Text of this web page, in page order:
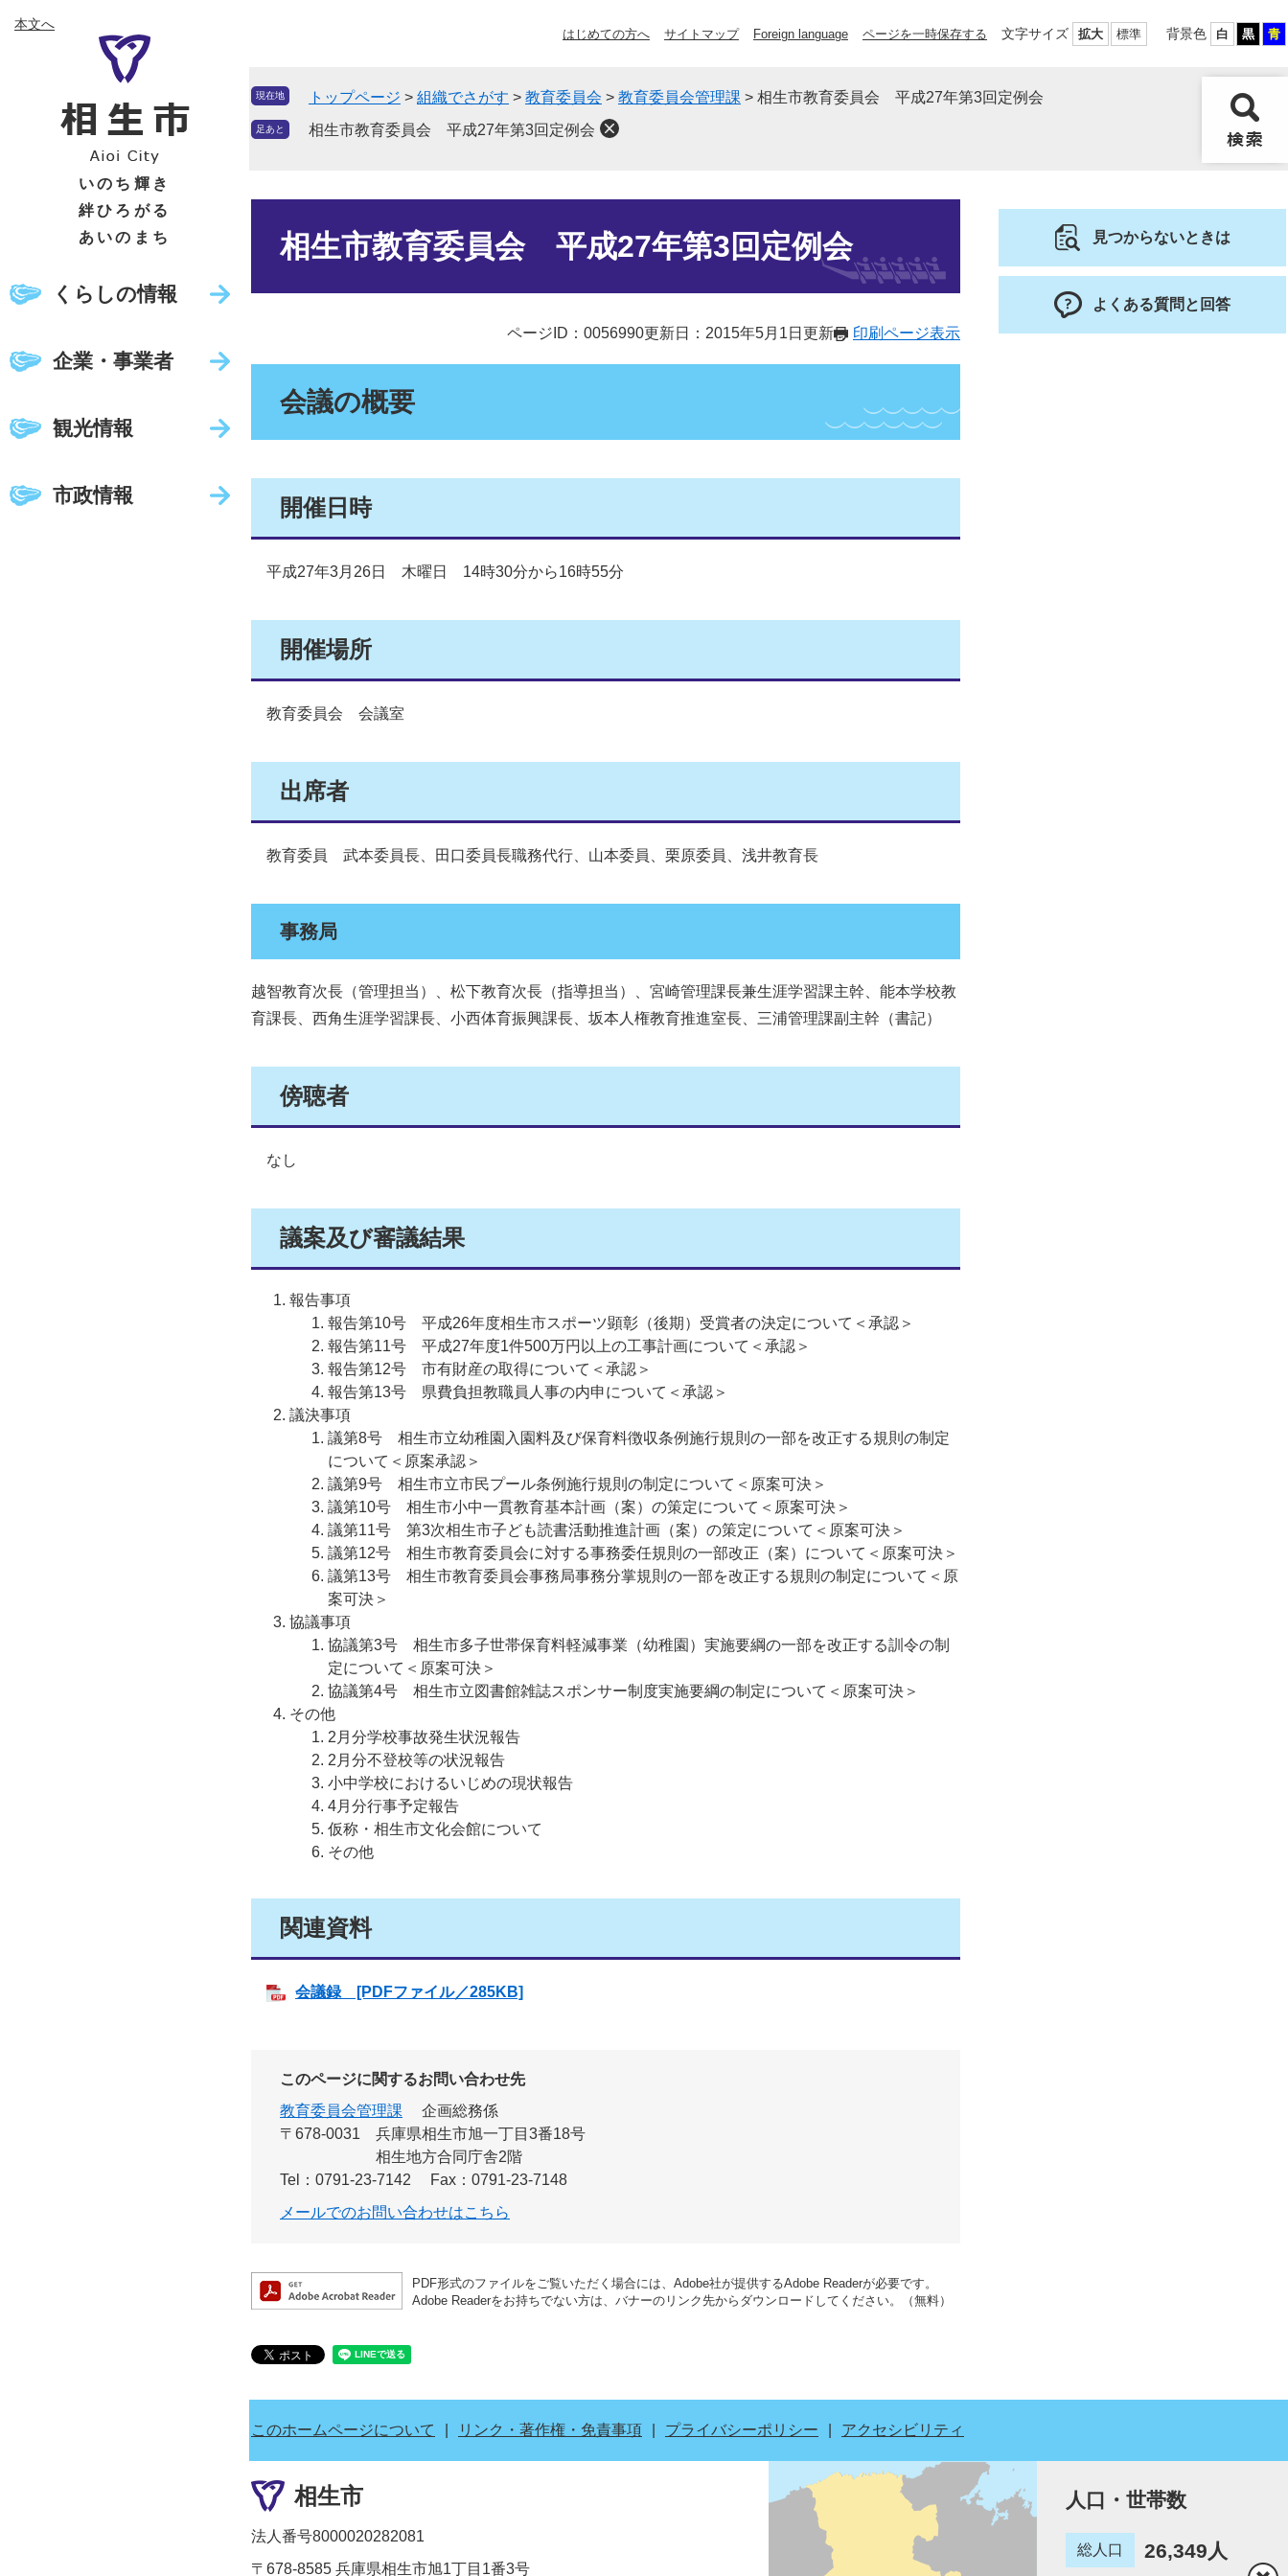
ー
ニ
本文へ
いのち輝き
絆ひろがる
あいのまち
くらしの情報
企業・事業者
観光情報
市政情報
はじめての方へ サイトマップ Foreign language ページを一時保存する 文字サイズ 拡大 標準 背景色 白 黒 青
現在地 トップページ > 組織でさがす > 教育委員会 > 教育委員会管理課 > 相生市教育委員会 平成27年第3回定例会
足あと 相生市教育委員会 平成27年第3回定例会
相生市教育委員会 平成27年第3回定例会
ページID：0056990更新日：2015年5月1日更新 印刷ページ表示
会議の概要
開催日時
平成27年3月26日 木曜日 14時30分から16時55分
開催場所
教育委員会 会議室
出席者
教育委員 武本委員長、田口委員長職務代行、山本委員、栗原委員、浅井教育長
事務局
越智教育次長（管理担当）、松下教育次長（指導担当）、宮崎管理課長兼生涯学習課主幹、能本学校教
育課長、西角生涯学習課長、小西体育振興課長、坂本人権教育推進室長、三浦管理課副主幹（書記）
傍聴者
なし
議案及び審議結果
報告事項
報告第10号 平成26年度相生市スポーツ顕彰（後期）受賞者の決定について＜承認＞
報告第11号 平成27年度1件500万円以上の工事計画について＜承認＞
報告第12号 市有財産の取得について＜承認＞
報告第13号 県費負担教職員人事の内申について＜承認＞
議決事項
議第8号 相生市立幼稚園入園料及び保育料徴収条例施行規則の一部を改正する規則の制定
について＜原案承認＞
議第9号 相生市立市民プール条例施行規則の制定について＜原案可決＞
議第10号 相生市小中一貫教育基本計画（案）の策定について＜原案可決＞
議第11号 第3次相生市子ども読書活動推進計画（案）の策定について＜原案可決＞
議第12号 相生市教育委員会に対する事務委任規則の一部改正（案）について＜原案可決＞
議第13号 相生市教育委員会事務局事務分掌規則の一部を改正する規則の制定について＜原
案可決＞
協議事項
協議第3号 相生市多子世帯保育料軽減事業（幼稚園）実施要綱の一部を改正する訓令の制
定について＜原案可決＞
協議第4号 相生市立図書館雑誌スポンサー制度実施要綱の制定について＜原案可決＞
その他
2月分学校事故発生状況報告
2月分不登校等の状況報告
小中学校におけるいじめの現状報告
4月分行事予定報告
仮称・相生市文化会館について
その他
関連資料
会議録 [PDFファイル／285KB]
このページに関するお問い合わせ先
教育委員会管理課
企画総務係
〒678-0031
兵庫県相生市旭一丁目3番18号
相生地方合同庁舎2階
Tel：0791-23-7142
Fax：0791-23-7148
メールでのお問い合わせはこちら
PDF形式のファイルをご覧いただく場合には、Adobe社が提供するAdobe Readerが必要です。
Adobe Readerをお持ちでない方は、バナーのリンク先からダウンロードしてください。（無料）
見つからないときは
よくある質問と回答
このホームページについて リンク・著作権・免責事項 プライバシーポリシー アクセシビリティ
相生市
法人番号8000020282081
〒678-8585 兵庫県相生市旭1丁目1番3号
人口・世帯数
総人口 26,349人